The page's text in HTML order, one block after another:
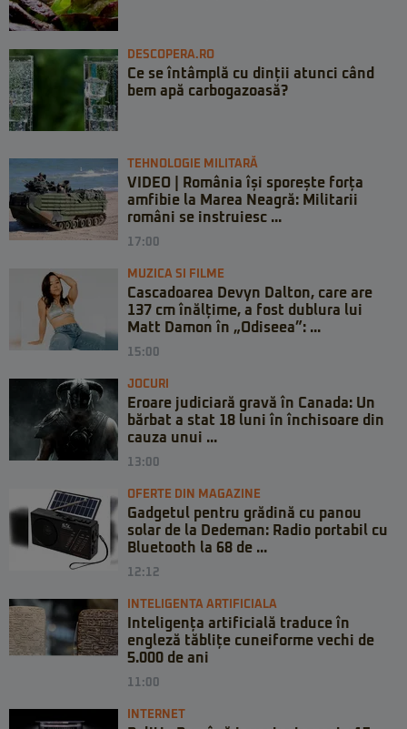
DESCOPERA.RO
Ce se întâmplă cu dinții atunci când
bem apă carbogazoasă?
TEHNOLOGIE MILITARĂ
VIDEO | România își sporește forța
amfibie la Marea Neagră: Militarii
români se instruiesc ...
17:00
MUZICA SI FILME
Cascadoarea Devyn Dalton, care are
137 cm înălțime, a fost dublura lui
Matt Damon în „Odiseea”: ...
15:00
JOCURI
Eroare judiciară gravă în Canada: Un
bărbat a stat 18 luni în închisoare din
cauza unui ...
13:00
OFERTE DIN MAGAZINE
Gadgetul pentru grădină cu panou
solar de la Dedeman: Radio portabil cu
Bluetooth la 68 de ...
12:12
INTELIGENTA ARTIFICIALA
Inteligența artificială traduce în
engleză tăblițe cuneiforme vechi de
5.000 de ani
11:00
INTERNET